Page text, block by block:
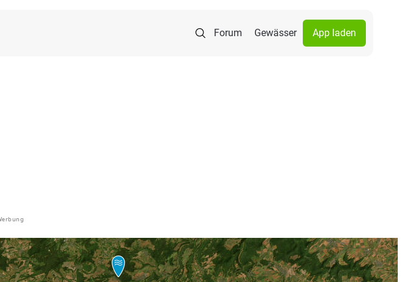
Forum Gewässer App laden